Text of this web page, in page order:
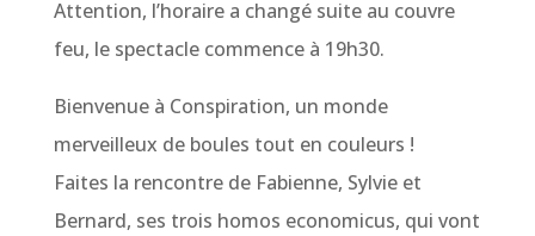
Attention, l’horaire a changé suite au couvre
feu, le spectacle commence à 19h30.
Bienvenue à Conspiration, un monde
merveilleux de boules tout en couleurs !
Faites la rencontre de Fabienne, Sylvie et
Bernard, ses trois homos economicus, qui vont